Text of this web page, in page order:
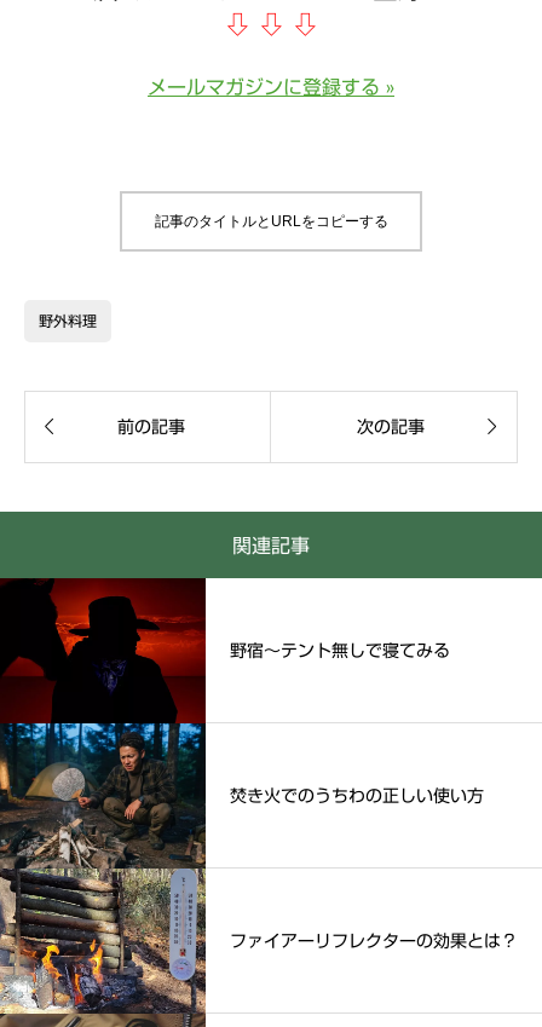
⇩ ⇩ ⇩
メールマガジンに登録する »
記事のタイトルとURLをコピーする
野外料理
 前の記事 次の記事 
関連記事
野宿～テント無しで寝てみる
焚き火でのうちわの正しい使い方
ファイアーリフレクターの効果とは？